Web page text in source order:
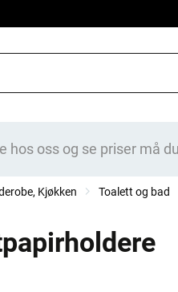
hos oss og se priser må du
Kjøkken
Toalett og bad